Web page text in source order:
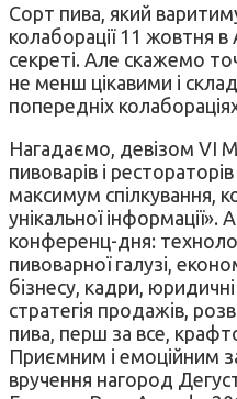
Сорт пива, який
колаборації 11 жовтня
секреті. Але скажемо
не менш цікавими і
попередніх
Нагадаємо, девізом VI
пивоварів і
максимум спілкування,
унікальної
конференц-дня:
пивоварної галузі,
бізнесу, кадри,
стратегія продажів,
пива, перш за все,
Приємним і емоційним
вручення нагород